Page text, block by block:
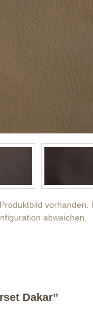
abweichen.
Dakar”